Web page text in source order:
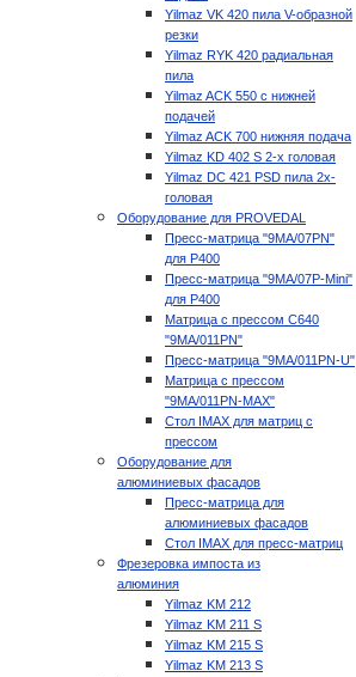
Yilmaz VK 420 пила V-образной
резки
Yilmaz RYK 420 радиальная
пила
Yilmaz ACK 550 с нижней
подачей
Yilmaz ACK 700 нижняя подача
Yilmaz KD 402 S 2-х головая
Yilmaz DC 421 PSD пила 2х-
головая
Оборудование для PROVEDAL
Пресс-матрица "9MA/07PN"
для P400
Пресс-матрица "9MA/07P-Mini"
для P400
Матрица с прессом C640
"9MA/011PN"
Пресс-матрица "9MA/011PN-U"
Матрица с прессом
"9MA/011PN-MAX"
Стол IMAX для матриц с
прессом
Оборудование для
алюминиевых фасадов
Пресс-матрица для
алюминиевых фасадов
Стол IMAX для пресс-матриц
Фрезеровка импоста из
алюминия
Yilmaz KM 212
Yilmaz KM 211 S
Yilmaz KM 215 S
Yilmaz KM 213 S